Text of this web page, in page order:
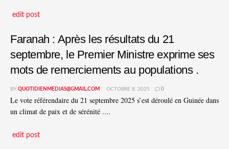
edit post
Faranah : Après les résultats du 21
septembre, le Premier Ministre exprime ses
mots de remerciements au populations .
BY QUOTIDIENMEDIAS@GMAIL.COM OCTOBRE 8, 2025 0
Le vote référendaire du 21 septembre 2025 s’est déroulé en Guinée dans
un climat de paix et de sérénité ....
edit post